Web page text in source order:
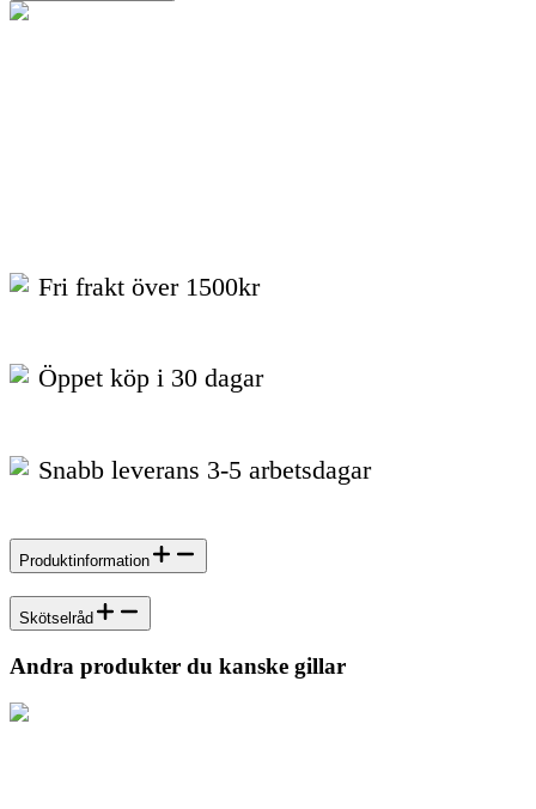
Fri frakt över 1500kr
Öppet köp i 30 dagar
Snabb leverans 3-5 arbetsdagar
Produktinformation
Skötselråd
Andra produkter du kanske gillar